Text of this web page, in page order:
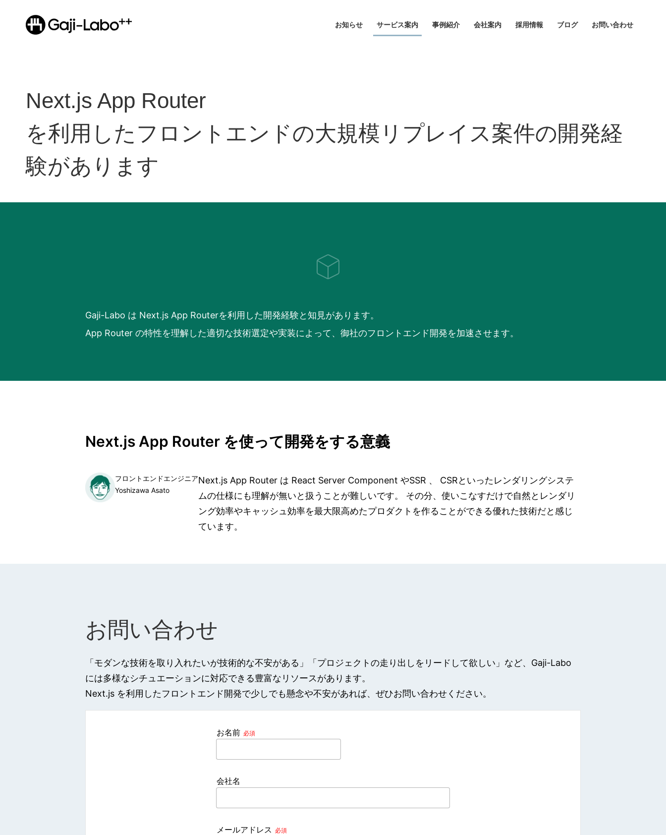
お知らせ サービス案内 事例紹介 会社案内 採用情報 ブログ お問い合わせ
Next.js App Router
を利用したフロントエンドの大規模リプレイス案件の開発経
験があります
Gaji-Labo は Next.js App Routerを利用した開発経験と知見があります。
App Router の特性を理解した適切な技術選定や実装によって、御社のフロントエンド開発を加速させます。
Next.js App Router を使って開発をする意義
フロントエンドエンジニア
Yoshizawa Asato
Next.js App Router は React Server Component やSSR 、 CSRといったレンダリングシステ
ムの仕様にも理解が無いと扱うことが難しいです。 その分、使いこなすだけで自然とレンダリ
ング効率やキャッシュ効率を最大限高めたプロダクトを作ることができる優れた技術だと感じ
ています。
お問い合わせ
「モダンな技術を取り入れたいが技術的な不安がある」「プロジェクトの走り出しをリードして欲しい」など、Gaji-Labo
には多様なシチュエーションに対応できる豊富なリソースがあります。
Next.js を利用したフロントエンド開発で少しでも懸念や不安があれば、ぜひお問い合わせください。
お名前 必須
会社名
メールアドレス 必須